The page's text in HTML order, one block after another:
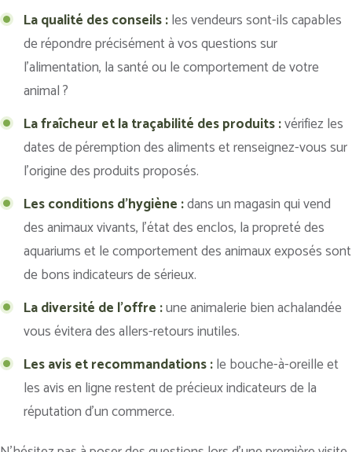
La qualité des conseils :les vendeurs sont-ils capables
de répondre précisément à vos questions sur
l’alimentation, la santé ou le comportement de votre
animal ?
La fraîcheur et la traçabilité des produits :vérifiez les
dates de péremption des aliments et renseignez-vous sur
l’origine des produits proposés.
Les conditions d’hygiène :dans un magasin qui vend
des animaux vivants, l’état des enclos, la propreté des
aquariums et le comportement des animaux exposés sont
de bons indicateurs de sérieux.
La diversité de l’offre :une animalerie bien achalandée
vous évitera des allers-retours inutiles.
Les avis et recommandations :le bouche-à-oreille et
les avis en ligne restent de précieux indicateurs de la
réputation d’un commerce.